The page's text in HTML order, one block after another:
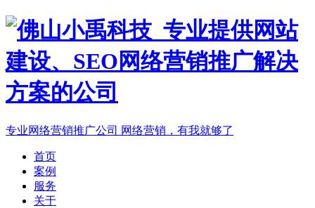
专业网络营销推广公司 网络营销，有我就够了
首页
案例
服务
关于